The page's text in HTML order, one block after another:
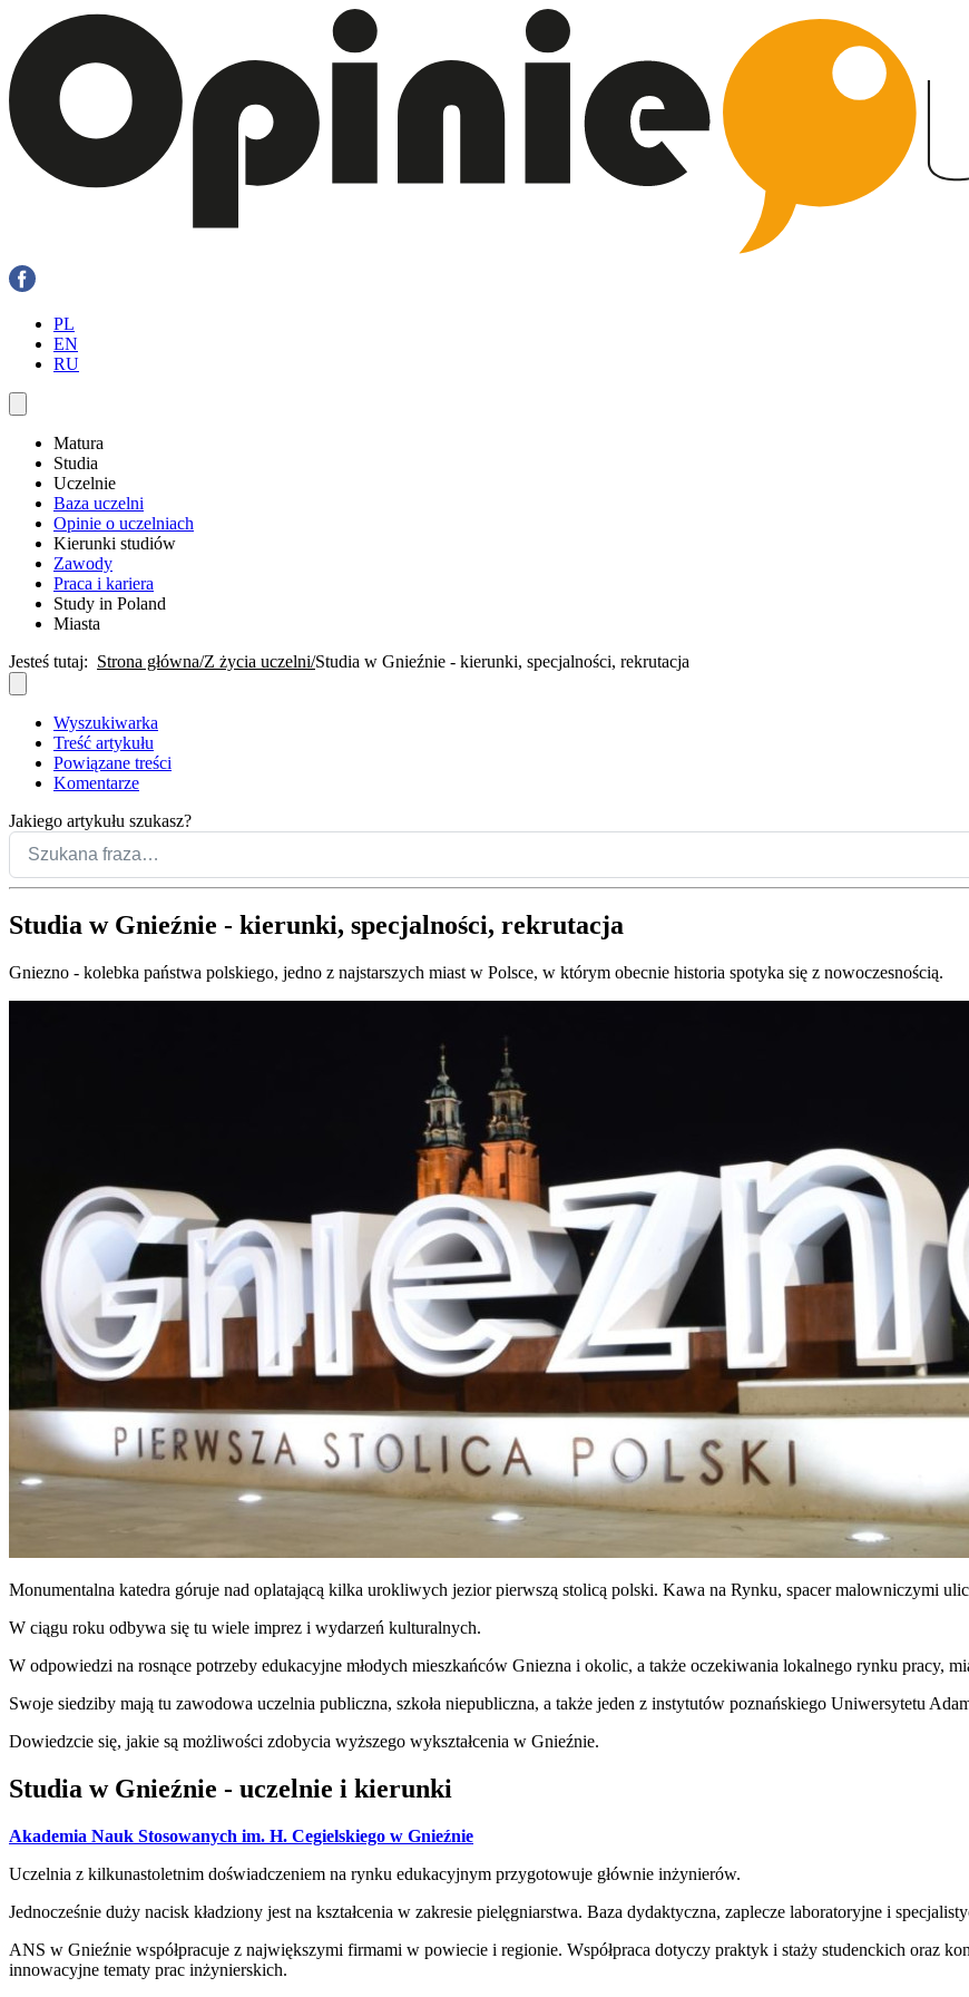
PL
EN
RU
Matura
Studia
Uczelnie
Baza uczelni
Opinie o uczelniach
Kierunki studiów
Zawody
Praca i kariera
Study in Poland
Miasta
Jesteś tutaj: Strona główna Z życia uczelni Studia w Gnieźnie - kierunki, specjalności, rekrutacja
Wyszukiwarka
Treść artykułu
Powiązane treści
Komentarze
Jakiego artykułu szukasz?
Studia w Gnieźnie - kierunki, specjalności, rekrutacja
Gniezno - kolebka państwa polskiego, jedno z najstarszych miast w Polsce, w którym obecnie historia spotyka się z nowoczesnością.
Monumentalna katedra góruje nad oplatającą kilka urokliwych jezior pierwszą stolicą polski. Kawa na Rynku, spacer malowniczymi
W ciągu roku odbywa się tu wiele imprez i wydarzeń kulturalnych.
W odpowiedzi na rosnące potrzeby edukacyjne młodych mieszkańców Gniezna i okolic, a także oczekiwania lokalnego rynku pracy,
Swoje siedziby mają tu zawodowa uczelnia publiczna, szkoła niepubliczna, a także jeden z instytutów poznańskiego Uniwersytetu
Dowiedzcie się, jakie są możliwości zdobycia wyższego wykształcenia w Gnieźnie.
Studia w Gnieźnie - uczelnie i kierunki
Akademia Nauk Stosowanych im. H. Cegielskiego w Gnieźnie
Uczelnia z kilkunastoletnim doświadczeniem na rynku edukacyjnym przygotowuje głównie inżynierów.
Jednocześnie duży nacisk kładziony jest na kształcenia w zakresie pielęgniarstwa. Baza dydaktyczna, zaplecze laboratoryjne i
ANS w Gnieźnie współpracuje z największymi firmami w powiecie i regionie. Współpraca dotyczy praktyk i staży studenckich oraz
innowacyjne tematy prac inżynierskich.